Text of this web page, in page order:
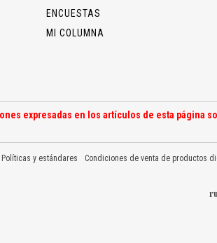
ENCUESTAS
MI COLUMNA
expresadas en los artículos de esta página
Políticas y estándares Condiciones de venta de productos